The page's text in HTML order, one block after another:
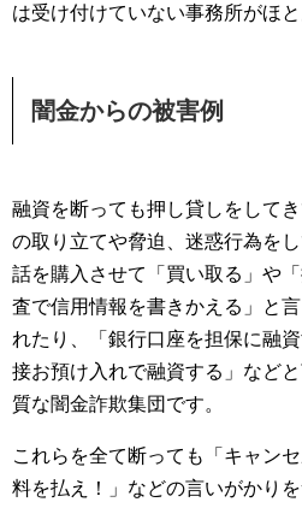
は受け付けていない事務所がほと
闇金からの被害例
融資を断っても押し貸しをして
の取り立てや脅迫、迷惑行為を
話を購入させて「買い取る」や
査で信用情報を書きかえる」と
れたり、「銀行口座を担保に融
接お預け入れで融資する」など
質な闇金詐欺集団です。
これらを全て断っても「キャン
料を払え！」などの言いがかり